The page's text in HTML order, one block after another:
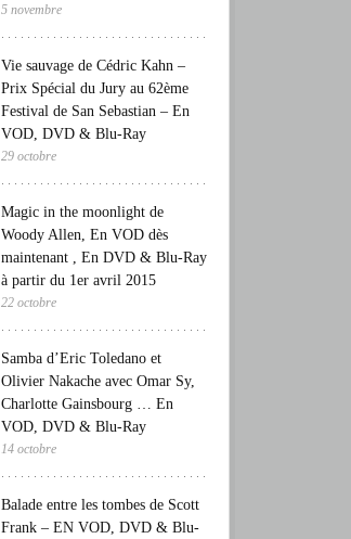
5 novembre
Vie sauvage de Cédric Kahn –
Prix Spécial du Jury au 62ème
Festival de San Sebastian – En
VOD, DVD & Blu-Ray
29 octobre
Magic in the moonlight de
Woody Allen, En VOD dès
maintenant , En DVD & Blu-Ray
à partir du 1er avril 2015
22 octobre
Samba d’Eric Toledano et
Olivier Nakache avec Omar Sy,
Charlotte Gainsbourg … En
VOD, DVD & Blu-Ray
14 octobre
Balade entre les tombes de Scott
Frank – EN VOD, DVD & Blu-